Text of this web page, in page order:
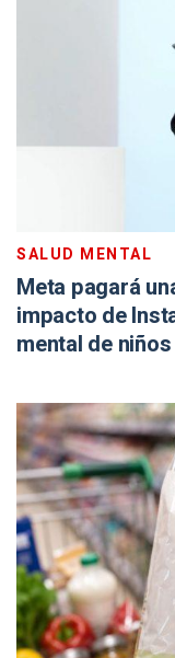
SALUD MENTAL
Meta pagará
impacto de
mental de